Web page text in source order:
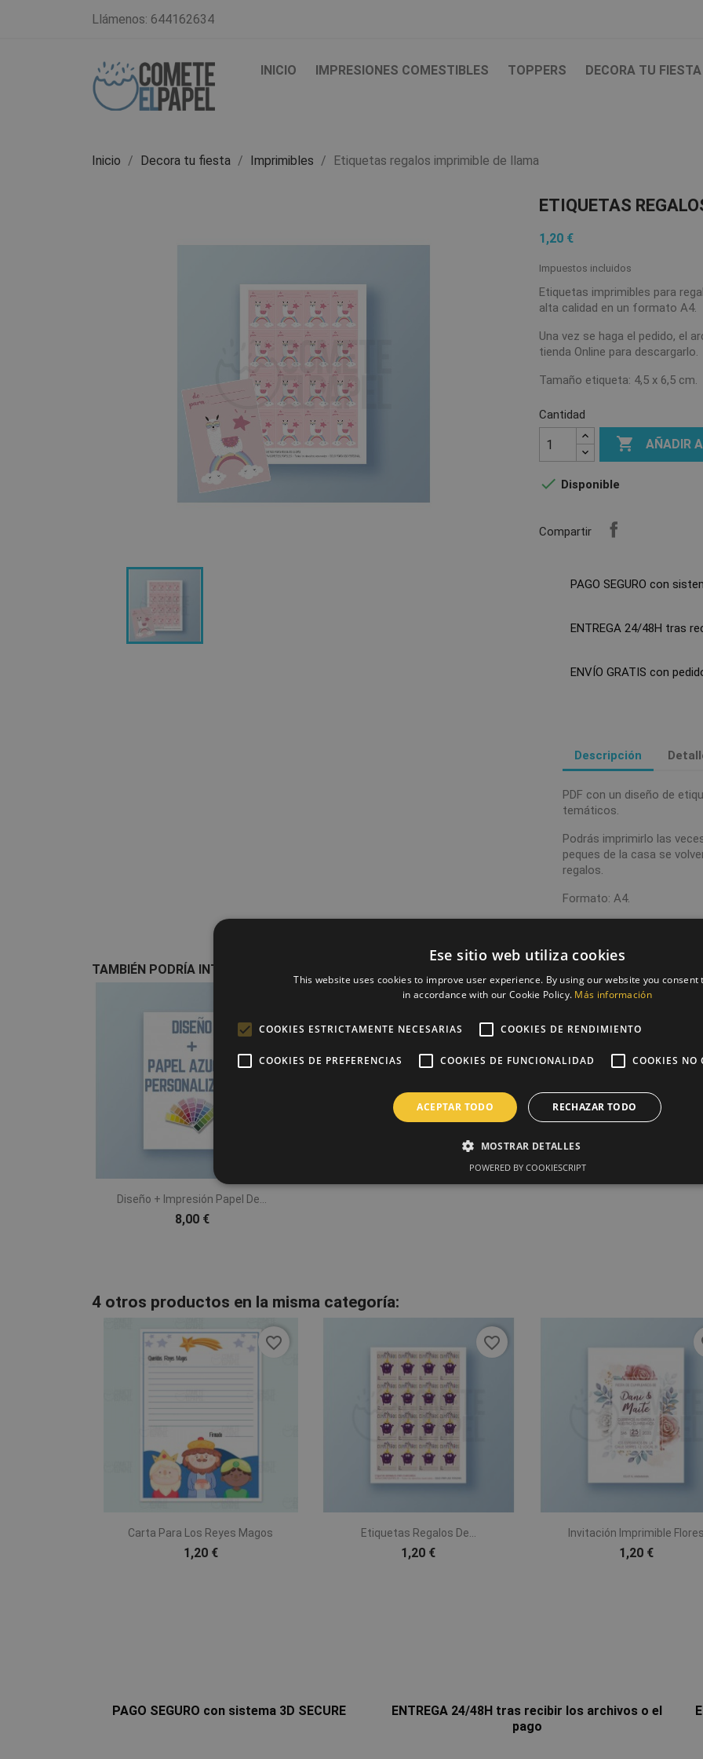
Llámenos: 644162634
INICIO IMPRESIONES COMESTIBLES TOPPERS DECORA TU FIESTA
Inicio Decora tu fiesta Imprimibles Etiquetas regalos imprimible de llama
ETIQUETAS
1,20 €
Impuestos incluidos
Etiquetas imprimibles para
alta calidad en un formato A4.
Una vez se haga el pedido, el
tienda Online para descargarlo.
Tamaño etiqueta: 4,5 x 6,5 cm.
Cantidad
 AÑADIR
 Disponible
Compartir
PAGO SEGURO con
ENTREGA 24/48H tras
ENVÍO GRATIS con
Descripción
PDF con un diseño de
temáticos.
Podrás imprimirlo las
peques de la casa se
regalos.
Formato: A4.
TAMBIÉN PODRÍA INTERESARLE
Vista rápida
Diseño + Impresión Papel De...
8,00 €
4 otros productos en la misma categoría:
Vista rápida
Carta Para Los Reyes Magos
1,20 €
favorite_border
Vista rápida
Etiquetas Regalos De...
1,20 €
favorite_border
Vista rápida
Invitación Imprimible Flores
1,20 €
PAGO SEGURO con sistema 3D SECURE
ENTREGA 24/48H tras recibir los archivos o el
pago
Ese sitio web utiliza cookies
This website uses cookies to improve user experience. By using our website you consent
in accordance with our Cookie Policy. Más información
COOKIES ESTRICTAMENTE NECESARIAS COOKIES DE RENDIMIENTO
COOKIES DE PREFERENCIAS COOKIES DE FUNCIONALIDAD COOKIES NO
ACEPTAR TODO RECHAZAR TODO
MOSTRAR DETALLES
POWERED BY COOKIESCRIPT